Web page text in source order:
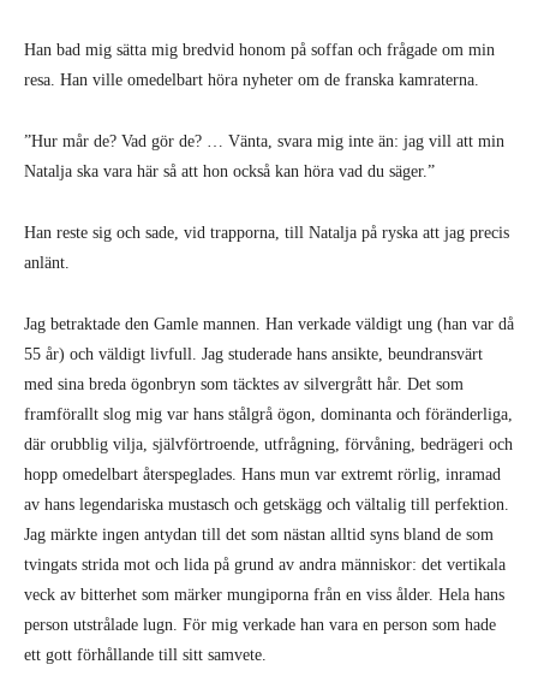
Han bad mig sätta mig bredvid honom på soffan och frågade om min
resa. Han ville omedelbart höra nyheter om de franska kamraterna.
”Hur mår de? Vad gör de? … Vänta, svara mig inte än: jag vill att min
Natalja ska vara här så att hon också kan höra vad du säger.”
Han reste sig och sade, vid trapporna, till Natalja på ryska att jag precis
anlänt.
Jag betraktade den Gamle mannen. Han verkade väldigt ung (han var då
55 år) och väldigt livfull. Jag studerade hans ansikte, beundransvärt
med sina breda ögonbryn som täcktes av silvergrått hår. Det som
framförallt slog mig var hans stålgrå ögon, dominanta och föränderliga,
där orubblig vilja, självförtroende, utfrågning, förvåning, bedrägeri och
hopp omedelbart återspeglades. Hans mun var extremt rörlig, inramad
av hans legendariska mustasch och getskägg och vältalig till perfektion.
Jag märkte ingen antydan till det som nästan alltid syns bland de som
tvingats strida mot och lida på grund av andra människor: det vertikala
veck av bitterhet som märker mungiporna från en viss ålder. Hela hans
person utstrålade lugn. För mig verkade han vara en person som hade
ett gott förhållande till sitt samvete.